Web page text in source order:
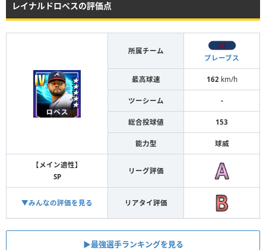
レイナルドロペスの評価点
所属チーム
ブレーブス
最高球速 162 km/h
ツーシーム -
総合投球値 153
能力型 球威
【メイン適性】
SP
リーグ評価
▼みんなの評価を見る リアタイ評価
▶︎最強選手ランキングを見る